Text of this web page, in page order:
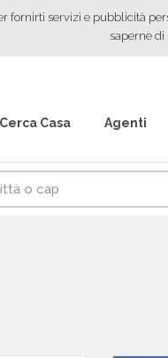
Cerca Casa Agenti
fornirti servizi e pubblicità
saperne di